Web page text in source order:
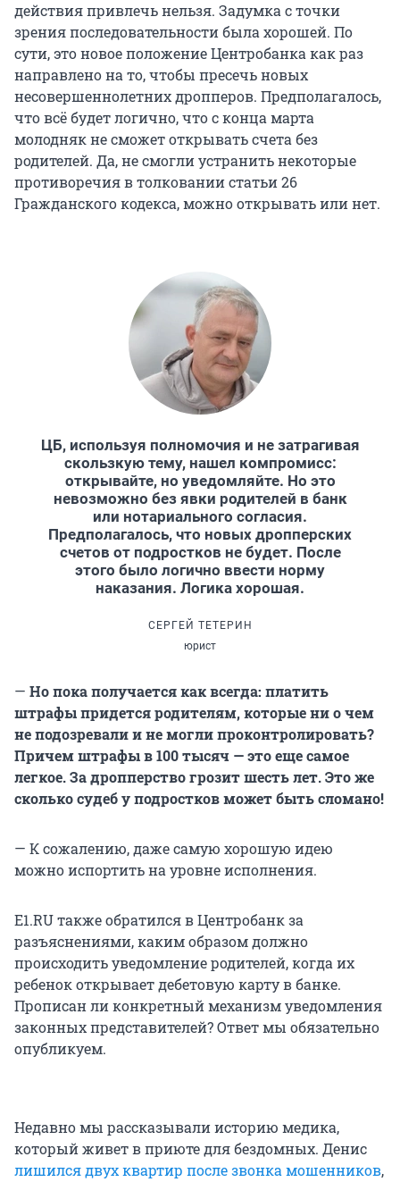
действия привлечь нельзя. Задумка с точки
зрения последовательности была хорошей. По
сути, это новое положение Центробанка как раз
направлено на то, чтобы пресечь новых
несовершеннолетних дропперов. Предполагалось,
что всё будет логично, что с конца марта
молодняк не сможет открывать счета без
родителей. Да, не смогли устранить некоторые
противоречия в толковании статьи 26
Гражданского кодекса, можно открывать или нет.
ЦБ, используя полномочия и не затрагивая
скользкую тему, нашел компромисс:
открывайте, но уведомляйте. Но это
невозможно без явки родителей в банк
или нотариального согласия.
Предполагалось, что новых дропперских
счетов от подростков не будет. После
этого было логично ввести норму
наказания. Логика хорошая.
СЕРГЕЙ ТЕТЕРИН
юрист
— Но пока получается как всегда: платить
штрафы придется родителям, которые ни о чем
не подозревали и не могли проконтролировать?
Причем штрафы в 100 тысяч — это еще самое
легкое. За дропперство грозит шесть лет. Это же
сколько судеб у подростков может быть сломано!
— К сожалению, даже самую хорошую идею
можно испортить на уровне исполнения.
E1.RU также обратился в Центробанк за
разъяснениями, каким образом должно
происходить уведомление родителей, когда их
ребенок открывает дебетовую карту в банке.
Прописан ли конкретный механизм уведомления
законных представителей? Ответ мы обязательно
опубликуем.
Недавно мы рассказывали историю медика,
который живет в приюте для бездомных. Денис
лишился двух квартир после звонка мошенников,